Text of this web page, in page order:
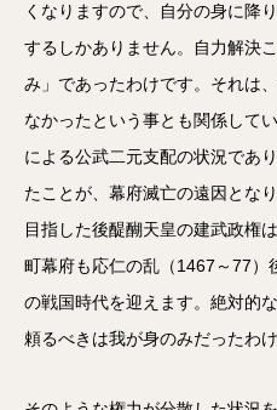
くなりますので、自分の身に降
するしかありません。自力解決
み」であったわけです。それは
なかったという事とも関係して
による公武二元支配の状況であ
たことが、幕府滅亡の遠因とな
目指した後醍醐天皇の建武政権
町幕府も応仁の乱（1467～77）
の戦国時代を迎えます。絶対的
頼るべきは我が身のみだったわけ